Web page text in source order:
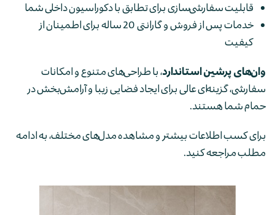
قابلیت سفارشی‌سازی برای تطابق با دکوراسیون داخلی شما
خدمات پس از فروش و گارانتی 20 ساله برای اطمینان از
کیفیت
وان‌های پرشین استاندارد، با طراحی‌های متنوع و امکانات
سفارشی، گزینه‌ای عالی برای ایجاد فضایی زیبا و آرامش‌بخش در
حمام شما هستند.
برای کسب اطلاعات بیشتر و مشاهده مدل‌های مختلف، به ادامه
مطلب مراجعه کنید.